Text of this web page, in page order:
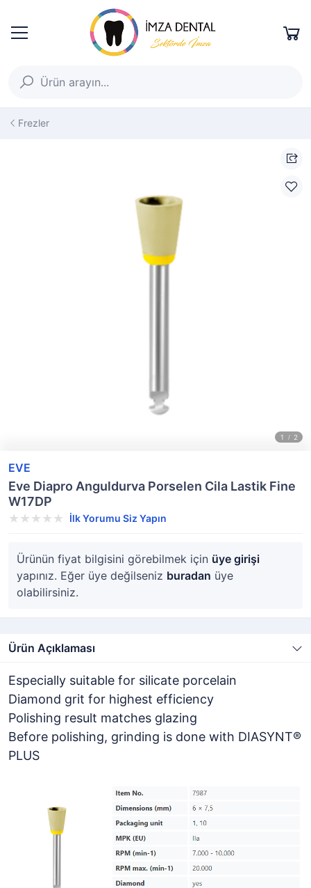
Frezler
EVE
Eve Diapro Anguldurva Porselen Cila Lastik Fine
W17DP
İlk Yorumu Siz Yapın
Ürünün fiyat bilgisini görebilmek için üye girişi
yapınız. Eğer üye değilseniz buradan üye
olabilirsiniz.
Ürün Açıklaması
Especially suitable for silicate porcelain
Diamond grit for highest efficiency
Polishing result matches glazing
Before polishing, grinding is done with DIASYNT®
PLUS